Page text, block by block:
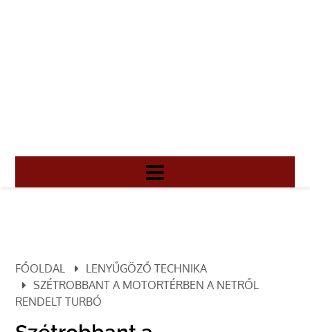
FŐOLDAL
LENYŰGÖZŐ TECHNIKA
SZÉTROBBANT A MOTORTÉRBEN A NETRŐL
RENDELT TURBÓ